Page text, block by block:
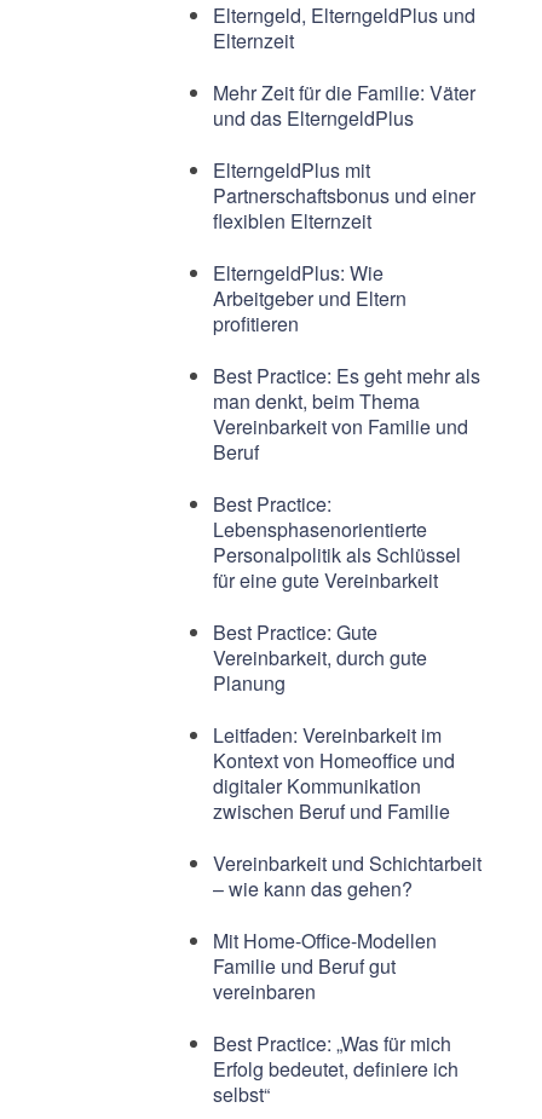
Elterngeld, ElterngeldPlus und
Elternzeit
Mehr Zeit für die Familie: Väter
und das ElterngeldPlus
ElterngeldPlus mit
Partnerschaftsbonus und einer
flexiblen Elternzeit
ElterngeldPlus: Wie
Arbeitgeber und Eltern
profitieren
Best Practice: Es geht mehr als
man denkt, beim Thema
Vereinbarkeit von Familie und
Beruf
Best Practice:
Lebensphasenorientierte
Personalpolitik als Schlüssel
für eine gute Vereinbarkeit
Best Practice: Gute
Vereinbarkeit, durch gute
Planung
Leitfaden: Vereinbarkeit im
Kontext von Homeoffice und
digitaler Kommunikation
zwischen Beruf und Familie
Vereinbarkeit und Schichtarbeit
– wie kann das gehen?
Mit Home-Office-Modellen
Familie und Beruf gut
vereinbaren
Best Practice: „Was für mich
Erfolg bedeutet, definiere ich
selbst“